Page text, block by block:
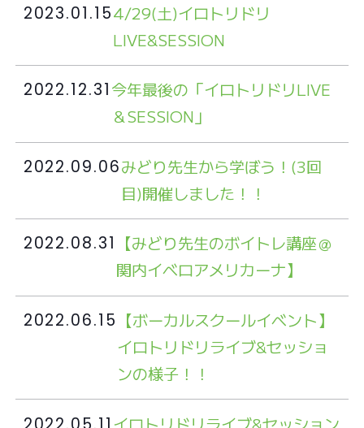
2023.01.154/29(土)イロトリドリ
LIVE&SESSION
2022.12.31今年最後の「イロトリドリLIVE
＆SESSION」
2022.09.06みどり先生から学ぼう！(3回
目)開催しました！！
2022.08.31 【みどり先生のボイトレ講座＠
関内イベロアメリカーナ】
2022.06.15 【ボーカルスクールイベント】
イロトリドリライブ&セッショ
ンの様子！！